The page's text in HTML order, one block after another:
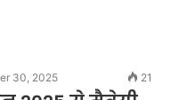
30, 2025 21